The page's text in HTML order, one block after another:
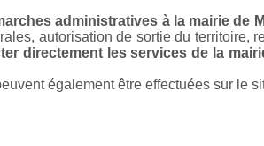
administratives à la mairie de
autorisation de sortie du territoire,
directement les services de la
également être effectuées sur le